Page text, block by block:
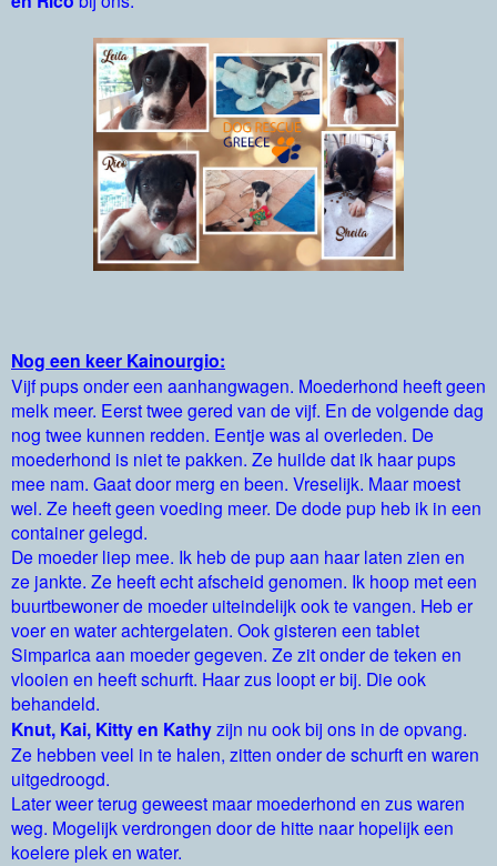
Nog een keer Kainourgio:
Vijf pups onder een aanhangwagen. Moederhond heeft geen
melk meer. Eerst twee gered van de vijf. En de volgende dag
nog twee kunnen redden. Eentje was al overleden. De
moederhond is niet te pakken. Ze huilde dat ik haar pups
mee nam. Gaat door merg en been. Vreselijk. Maar moest
wel. Ze heeft geen voeding meer. De dode pup heb ik in een
container gelegd.
De moeder liep mee. Ik heb de pup aan haar laten zien en
ze jankte. Ze heeft echt afscheid genomen. Ik hoop met een
buurtbewoner de moeder uiteindelijk ook te vangen. Heb er
voer en water achtergelaten. Ook gisteren een tablet
Simparica aan moeder gegeven. Ze zit onder de teken en
vlooien en heeft schurft. Haar zus loopt er bij. Die ook
behandeld.
Knut, Kai, Kitty en Kathyzijn nu ook bij ons in de opvang.
Ze hebben veel in te halen, zitten onder de schurft en waren
uitgedroogd.
Later weer terug geweest maar moederhond en zus waren
weg. Mogelijk verdrongen door de hitte naar hopelijk een
koelere plek en water.